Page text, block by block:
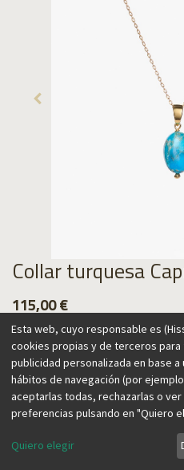
Collar turquesa
115,00€
Esta gargantilla ajustable
Esta web, cuyo responsable es
cookies propias y de terceros
publicidad personalizada en base
hábitos de navegación (por
aceptarlas todas, rechazarlas o
preferencias pulsando en "Quiero
Quiero elegir